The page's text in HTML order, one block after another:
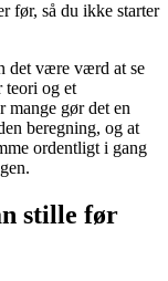
før, så du ikke starter
det være værd at se
teori og et
mange gør det en
beregning, og at
ordentligt i gang
stille før